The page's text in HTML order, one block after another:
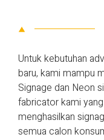
Untuk kebutuhan
baru, kami mampu
Signage dan Neon
fabricator kami
menghasilkan
semua calon